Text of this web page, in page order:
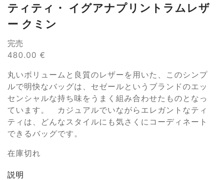
ティティ・ イグアナプリントラムレザ
ー クミン
完売
480.00 €
丸いボリュームと良質のレザーを用いた、このシンプ
ルで明快なバッグは、セゼールというブランドのエッ
センシャルな持ち味をうまく組み合わせたものとなっ
ています。 カジュアルでいながらエレガントなティ
ティは、どんなスタイルにも気さくにコーディネート
できるバッグです。
在庫切れ
説明